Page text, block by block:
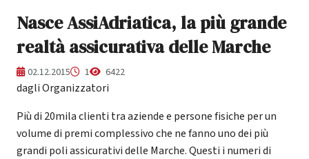
Nasce AssiAdriatica, la più grande
realtà assicurativa delle Marche
02.12.2015 1 6422
dagli Organizzatori
Più di 20mila clienti tra aziende e persone fisiche per un
volume di premi complessivo che ne fanno uno dei più
grandi poli assicurativi delle Marche. Questi i numeri di